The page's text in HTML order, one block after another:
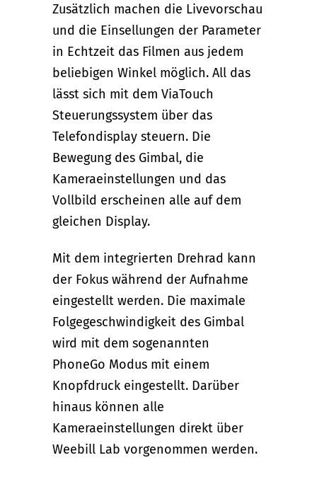
Zusätzlich machen die Livevorschau
und die Einsellungen der Parameter
in Echtzeit das Filmen aus jedem
beliebigen Winkel möglich. All das
lässt sich mit dem ViaTouch
Steuerungssystem über das
Telefondisplay steuern. Die
Bewegung des Gimbal, die
Kameraeinstellungen und das
Vollbild erscheinen alle auf dem
gleichen Display.
Mit dem integrierten Drehrad kann
der Fokus während der Aufnahme
eingestellt werden. Die maximale
Folgegeschwindigkeit des Gimbal
wird mit dem sogenannten
PhoneGo Modus mit einem
Knopfdruck eingestellt. Darüber
hinaus können alle
Kameraeinstellungen direkt über
Weebill Lab vorgenommen werden.